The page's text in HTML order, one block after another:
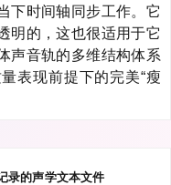
下时间轴同步工作。它
明的，这也很适用于它
声音轨的多维结构体系
表现前提下的完美“瘦
录的声学文本文件